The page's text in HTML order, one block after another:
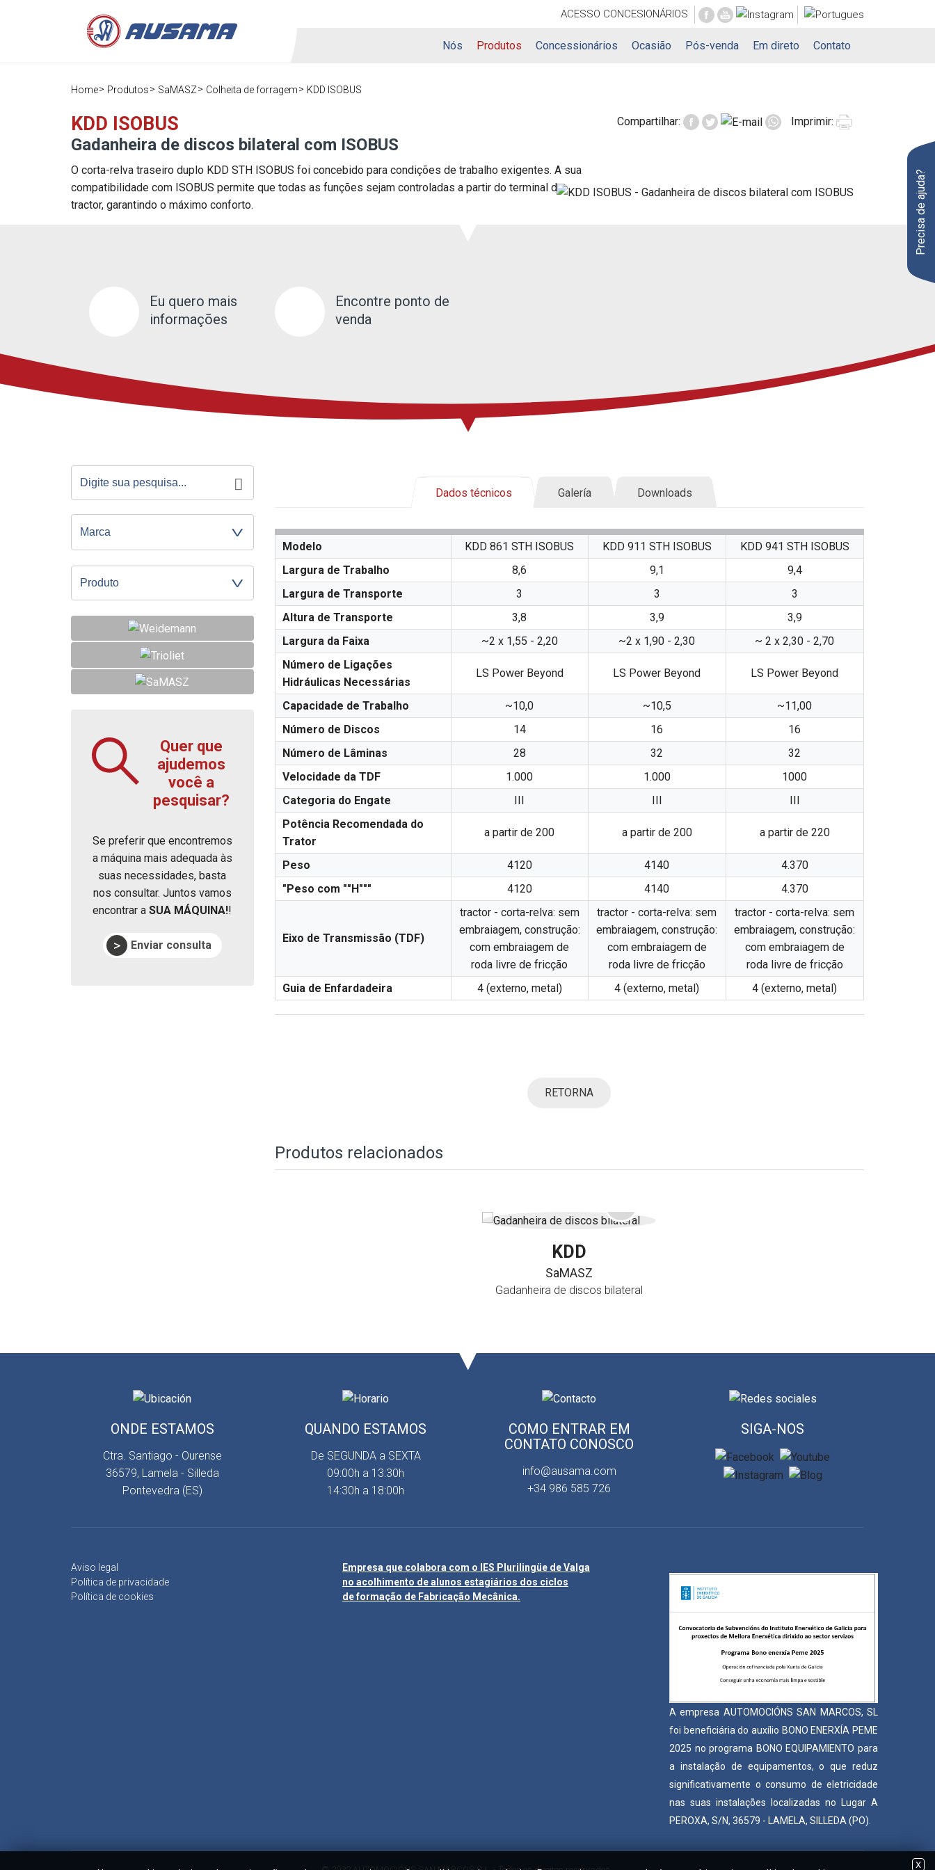
ACESSO CONCESIONÁRIOS
Nós Produtos Concessionários Ocasião Pós-venda Em direto Contato
Home Produtos SaMASZ Colheita de forragem KDD ISOBUS
KDD ISOBUS
Gadanheira de discos bilateral com ISOBUS
O corta-relva traseiro duplo KDD STH ISOBUS foi concebido para condições de trabalho exigentes. A sua
compatibilidade com ISOBUS permite que todas as funções sejam controladas a partir do terminal do
tractor, garantindo o máximo conforto.
Compartilhar: Imprimir:
Eu quero mais
informações
Encontre ponto de
venda
Produto
Quer que
ajudemos
você a
pesquisar?
Se preferir que encontremos
a máquina mais adequada às
suas necessidades, basta
nos consultar. Juntos vamos
encontrar aSUA MÁQUINA!!
Enviar consulta
Dados técnicos Galería Downloads
Modelo KDD 861 STH ISOBUS KDD 911 STH ISOBUS
KDD 941 STH ISOBUS
Largura de Trabalho
8,6 9,1
9,4
Largura de Transporte
3 3
3
Altura de Transporte
3,8 3,9
3,9
Largura da Faixa
~2 x 1,55 - 2,20 ~2 x 1,90 - 2,30
~ 2 x 2,30 - 2,70
Número de Ligações
Hidráulicas Necessárias
LS Power Beyond LS Power Beyond LS Power Beyond
Capacidade de Trabalho ~10,0 ~10,5
~11,00
Número de Discos
14 16
16
Número de Lâminas
28 32
32
Velocidade da TDF
1.000 1.000
1000
Categoria do Engate
Potência Recomendada do
Trator
a partir de 200 a partir de 200 a partir de 220
Peso 4120 4140
4.370
"Peso com ""H"""
4120 4140 4.370
Eixo de Transmissão (TDF)
tractor - corta-relva: sem
embraiagem, construção:
com embraiagem de
roda livre de fricção
tractor - corta-relva: sem
embraiagem, construção:
com embraiagem de
roda livre de fricção
tractor - corta-relva: sem
embraiagem, construção:
com embraiagem de
roda livre de fricção
Guia de Enfardadeira
4 (externo, metal) 4 (externo, metal) 4 (externo, metal)
RETORNA
Produtos relacionados
KDD
SaMASZ
Gadanheira de discos bilateral
ONDE ESTAMOS
Ctra. Santiago - Ourense
36579, Lamela - Silleda
Pontevedra (ES)
QUANDO ESTAMOS
De SEGUNDA a SEXTA
09:00h a 13:30h
14:30h a 18:00h
COMO ENTRAR EM
CONTATO CONOSCO
info@ausama.com
+34 986 585 726
SIGA-NOS
Aviso legal
Política de privacidade
Política de cookies
Empresa que colabora com o IES Plurilingüe de Valga
no acolhimento de alunos estagiários dos ciclos
de formação de Fabricação Mecânica.
A empresa AUTOMOCIÓNS SAN MARCOS, SL
foi beneficiária do auxílio BONO ENERXÍA PEME
2025 no programa BONO EQUIPAMIENTO para
a instalação de equipamentos, o que reduz
significativamente o consumo de eletricidade
nas suas instalações localizadas no Lugar A
PEROXA, S/N, 36579 - LAMELA, SILLEDA (PO).
Precisa de ajuda?
X